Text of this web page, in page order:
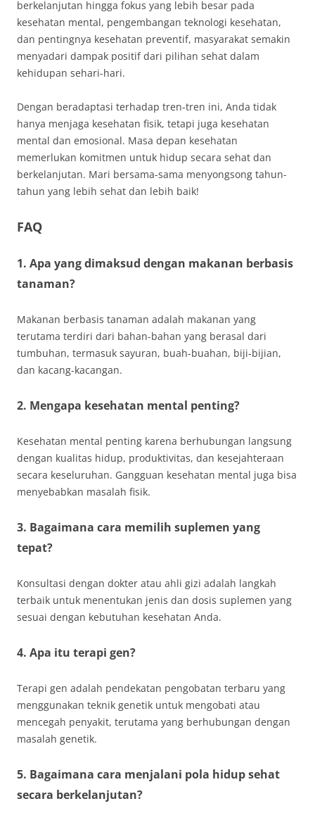
berkelanjutan hingga fokus yang lebih besar pada
kesehatan mental, pengembangan teknologi kesehatan,
dan pentingnya kesehatan preventif, masyarakat semakin
menyadari dampak positif dari pilihan sehat dalam
kehidupan sehari-hari.
Dengan beradaptasi terhadap tren-tren ini, Anda tidak
hanya menjaga kesehatan fisik, tetapi juga kesehatan
mental dan emosional. Masa depan kesehatan
memerlukan komitmen untuk hidup secara sehat dan
berkelanjutan. Mari bersama-sama menyongsong tahun-
tahun yang lebih sehat dan lebih baik!
FAQ
1. Apa yang dimaksud dengan makanan berbasis
tanaman?
Makanan berbasis tanaman adalah makanan yang
terutama terdiri dari bahan-bahan yang berasal dari
tumbuhan, termasuk sayuran, buah-buahan, biji-bijian,
dan kacang-kacangan.
2. Mengapa kesehatan mental penting?
Kesehatan mental penting karena berhubungan langsung
dengan kualitas hidup, produktivitas, dan kesejahteraan
secara keseluruhan. Gangguan kesehatan mental juga bisa
menyebabkan masalah fisik.
3. Bagaimana cara memilih suplemen yang
tepat?
Konsultasi dengan dokter atau ahli gizi adalah langkah
terbaik untuk menentukan jenis dan dosis suplemen yang
sesuai dengan kebutuhan kesehatan Anda.
4. Apa itu terapi gen?
Terapi gen adalah pendekatan pengobatan terbaru yang
menggunakan teknik genetik untuk mengobati atau
mencegah penyakit, terutama yang berhubungan dengan
masalah genetik.
5. Bagaimana cara menjalani pola hidup sehat
secara berkelanjutan?